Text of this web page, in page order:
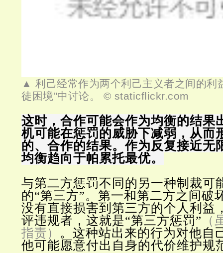
▲ 利己经常作为两个利己主义者之间的利
徒困境”中讨论。 © staticflickr.com
这时，合作可能会作为均衡的结果
机可能在惩罚的威胁下减弱，从而
的、合作的结果。作为反复接近无
均衡趋向于帕累托最优。
与第二方惩罚不同的另一种制裁可
的“第三方”。第一和第二方之间破
没有直接损害到第三方的个人利益
评违规者，这就是“第三方惩罚” （
指责） 。这种站出来的行为对他自
他可能愿意付出自身的代价维护规